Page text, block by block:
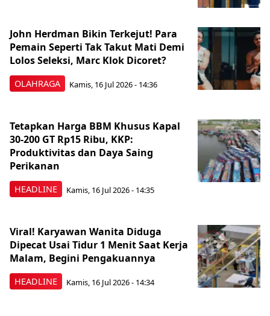
OLAHRAGA
John Herdman Bikin Terkejut! Para
Pemain Seperti Tak Takut Mati Demi
Lolos Seleksi, Marc Klok Dicoret?
Kamis, 16 Jul 2026 - 14:36
HEADLINE
Tetapkan Harga BBM Khusus Kapal
30-200 GT Rp15 Ribu, KKP:
Produktivitas dan Daya Saing
Perikanan
Kamis, 16 Jul 2026 - 14:35
HEADLINE
Viral! Karyawan Wanita Diduga
Dipecat Usai Tidur 1 Menit Saat Kerja
Malam, Begini Pengakuannya
Kamis, 16 Jul 2026 - 14:34